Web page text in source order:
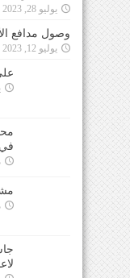
يوليو 28, 2023
وصول مدافع
يوليو 12, 2023
في